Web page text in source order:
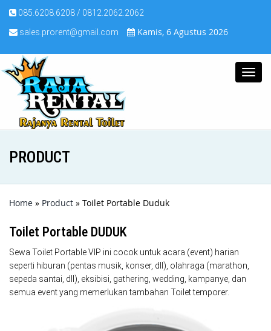
085.6208.6208 / 0812.2062.2062
sales.prorent@gmail.com
Kamis, 6 Agustus 2026
PRODUCT
Home » Product » Toilet Portable Duduk
Toilet Portable DUDUK
Sewa Toilet Portable VIP ini cocok untuk acara (event) harian
seperti hiburan (pentas musik, konser, dll), olahraga (marathon,
sepeda santai, dll), eksibisi, gathering, wedding, kampanye, dan
semua event yang memerlukan tambahan Toilet temporer.